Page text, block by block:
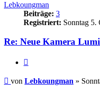
Lebkoungman
Beiträge: 3
Registriert: Sonntag 5.
Re: Neue Kamera
Beitrag
von Lebkoungman »